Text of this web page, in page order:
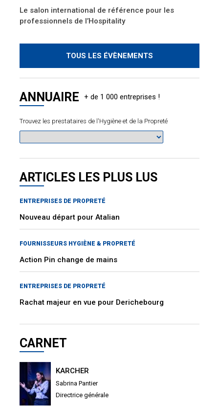
Le salon international de référence pour les
professionnels de l’Hospitality
TOUS LES ÉVÈNEMENTS
ANNUAIRE
Trouvez les prestataires de l'Hygiène et de la Propreté
ARTICLES LES PLUS LUS
ENTREPRISES DE PROPRETÉ
Nouveau départ pour Atalian
FOURNISSEURS HYGIÈNE & PROPRETÉ
Action Pin change de mains
ENTREPRISES DE PROPRETÉ
Rachat majeur en vue pour Derichebourg
CARNET
KARCHER
Sabrina Pantier
Directrice générale